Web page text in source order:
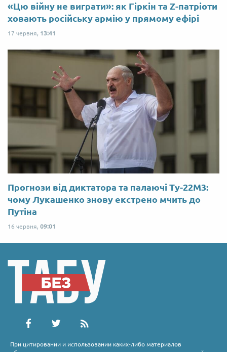
«Цю війну не виграти»: як Гіркін та Z-патріоти
ховають російську армію у прямому ефірі
17 червня, 13:41
Прогнози від диктатора та палаючі Ту-22М3:
чому Лукашенко знову екстрено мчить до
Путіна
16 червня, 09:01
При цитировании и использовании каких-либо материалов